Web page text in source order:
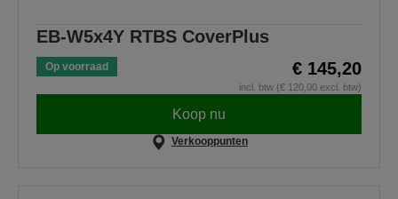
EB-W5x4Y RTBS CoverPlus
Op voorraad € 145,20
incl. btw (€ 120,00 excl. btw)
Koop nu
Verkooppunten